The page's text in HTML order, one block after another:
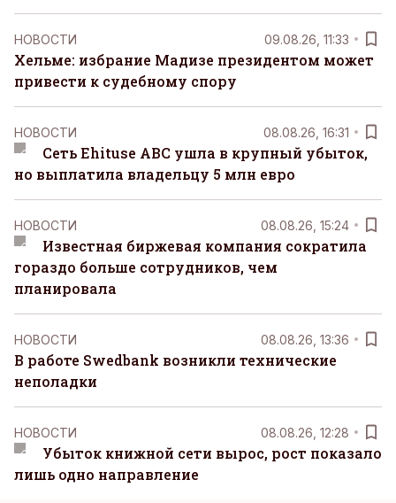
НОВОСТИ 09.08.26, 11:33
Хельме: избрание Мадизе президентом может
привести к судебному спору
НОВОСТИ 08.08.26, 16:31
Сеть Ehituse ABC ушла в крупный убыток,
но выплатила владельцу 5 млн евро
НОВОСТИ 08.08.26, 15:24
Известная биржевая компания сократила
гораздо больше сотрудников, чем
планировала
НОВОСТИ 08.08.26, 13:36
В работе Swedbank возникли технические
неполадки
НОВОСТИ 08.08.26, 12:28
Убыток книжной сети вырос, рост показало
лишь одно направление